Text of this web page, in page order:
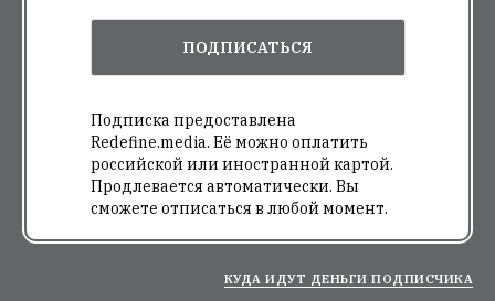
ПОДПИСАТЬСЯ
Подписка предоставлена
Redefine.media. Её можно оплатить
российской или иностранной картой.
Продлевается автоматически. Вы
сможете отписаться в любой момент.
КУДА ИДУТ ДЕНЬГИ ПОДПИСЧИКА